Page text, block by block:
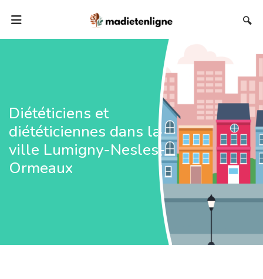
🔍
Diététiciens et
diététiciennes dans la
ville Lumigny-Nesles-
Ormeaux